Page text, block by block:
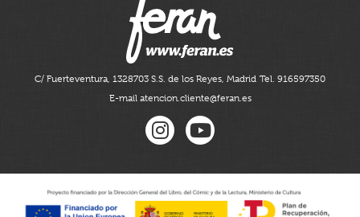
C/ Fuerteventura, 1328703 S.S. de los Reyes, Madrid Tel. 916597350
E-mail atencion.cliente@feran.es